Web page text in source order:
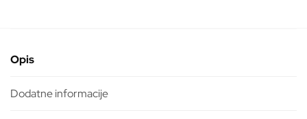
Opis
Dodatne informacije